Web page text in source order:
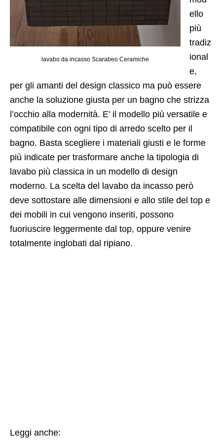
lavabo da incasso Scarabeo Ceramiche
ello
più
tradiz
ional
e,
per gli amanti del design classico ma può essere
anche la soluzione giusta per un bagno che strizza
l’occhio alla modernità. E’ il modello più versatile e
compatibile con ogni tipo di arredo scelto per il
bagno. Basta scegliere i materiali giusti e le forme
più indicate per trasformare anche la tipologia di
lavabo più classica in un modello di design
moderno. La scelta del lavabo da incasso però
deve sottostare alle dimensioni e allo stile del top e
dei mobili in cui vengono inseriti, possono
fuoriuscire leggermente dal top, oppure venire
totalmente inglobati dal ripiano.
Leggi anche: